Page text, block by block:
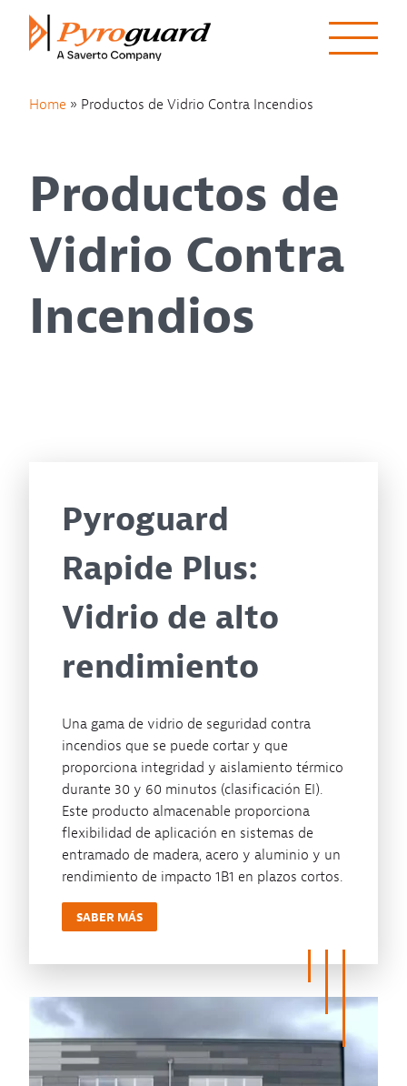
Skip to content
Home » Productos de Vidrio Contra Incendios
Productos de
Vidrio Contra
Incendios
Pyroguard
Rapide Plus:
Vidrio de alto
rendimiento
Una gama de vidrio de seguridad contra
incendios que se puede cortar y que
proporciona integridad y aislamiento térmico
durante 30 y 60 minutos (clasificación EI).
Este producto almacenable proporciona
flexibilidad de aplicación en sistemas de
entramado de madera, acero y aluminio y un
rendimiento de impacto 1B1 en plazos cortos.
SABER MÁS